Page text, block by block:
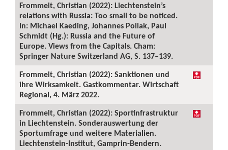
Frommelt, Christian (2022): Liechtenstein’s
relations with Russia: Too small to be noticed.
In: Michael Kaeding, Johannes Pollak, Paul
Schmidt (Hg.): Russia and the Future of
Europe. Views from the Capitals. Cham:
Springer Nature Switzerland AG, S. 137–139.
Frommelt, Christian (2022): Sanktionen und
ihre Wirksamkeit. Gastkommentar. Wirtschaft
Regional, 4. März 2022.
Frommelt, Christian (2022): Sportinfrastruktur
in Liechtenstein. Sonderauswertung der
Sportumfrage und weitere Materialien.
Liechtenstein-Institut, Gamprin-Bendern.